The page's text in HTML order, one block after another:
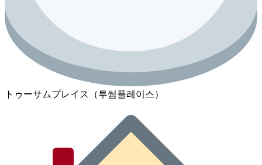
トゥーサムプレイス（투썸플레이스）